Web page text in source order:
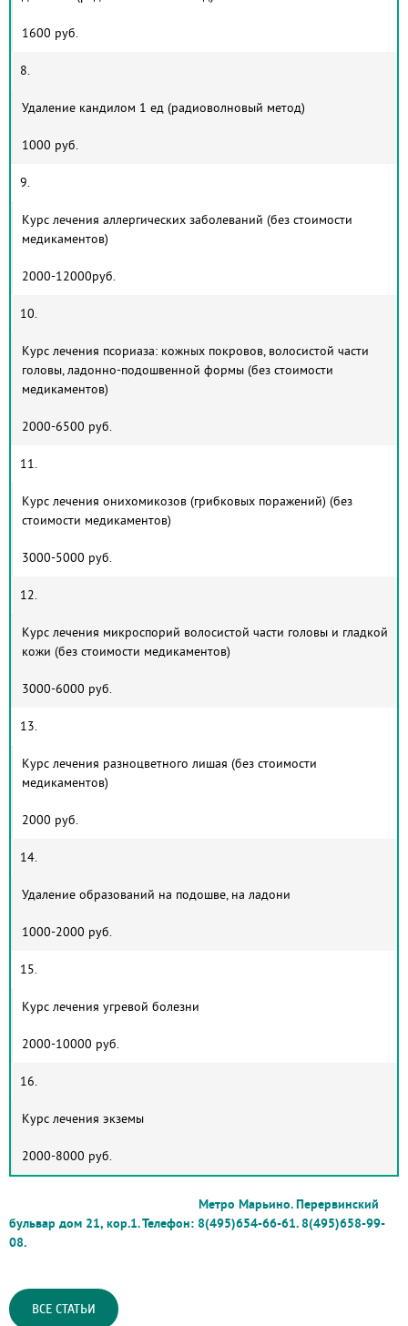
1600 руб.
8.
Удаление кандилом 1 ед (радиоволновый метод)
1000 руб.
9.
Курс лечения аллергических заболеваний (без стоимости
медикаментов)
2000-12000руб.
10.
Курс лечения псориаза: кожных покровов, волосистой части
головы, ладонно-подошвенной формы (без стоимости
медикаментов)
2000-6500 руб.
11.
Курс лечения онихомикозов (грибковых поражений) (без
стоимости медикаментов)
3000-5000 руб.
12.
Курс лечения микроспорий волосистой части головы и гладкой
кожи (без стоимости медикаментов)
3000-6000 руб.
13.
Курс лечения разноцветного лишая (без стоимости
медикаментов)
2000 руб.
14.
Удаление образований на подошве, на ладони
1000-2000 руб.
15.
Курс лечения угревой болезни
2000-10000 руб.
16.
Курс лечения экземы
2000-8000 руб.
Метро Марьино. Перервинский
бульвар дом 21, кор.1. Телефон: 8(495)654-66-61. 8(495)658-99-
08.
ВСЕ СТАТЬИ